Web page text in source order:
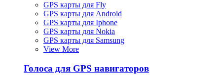
GPS карты для Fly
GPS карты для Android
GPS карты для Iphone
GPS карты для Nokia
GPS карты для Samsung
View More
Голоса для GPS навигаторов